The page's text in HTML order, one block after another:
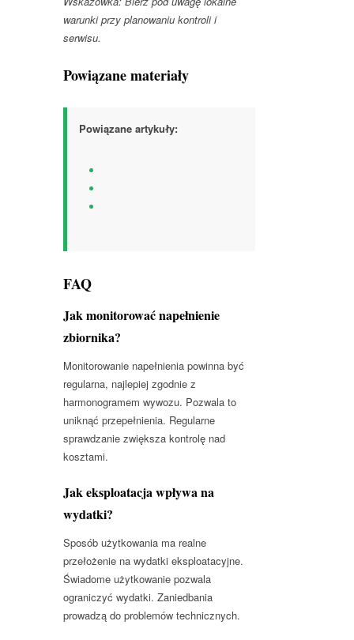
warunki przy planowaniu kontroli i
serwisu.
Powiązane materiały
Powiązane artykuły:
FAQ
Jak monitorować napełnienie
zbiornika?
Monitorowanie napełnienia powinna być
regularna, najlepiej zgodnie z
harmonogramem wywozu. Pozwala to
uniknąć przepełnienia. Regularne
sprawdzanie zwiększa kontrolę nad
kosztami.
Jak eksploatacja wpływa na
wydatki?
Sposób użytkowania ma realne
przełożenie na wydatki eksploatacyjne.
Świadome użytkowanie pozwala
ograniczyć wydatki. Zaniedbania
prowadzą do problemów technicznych.